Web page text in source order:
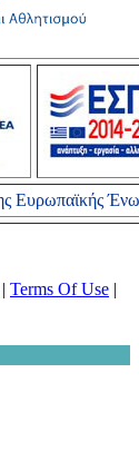
Ευρωπαϊκής
| Terms Of Use |